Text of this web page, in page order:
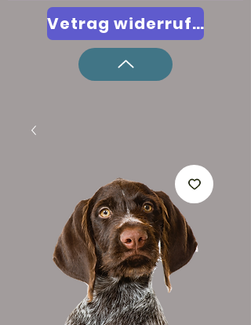
Vetrag widerrufen